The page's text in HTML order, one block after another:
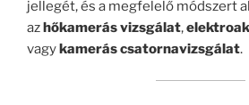
jellegét, és a megfelelő módszert
az hőkamerás vizsgálat,
vagy kamerás csatornavizsgálat.